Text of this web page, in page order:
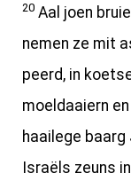
20 Aal joen
nemen ze mit
peerd, in
moeldaaiern
haailege
Israëls zeuns